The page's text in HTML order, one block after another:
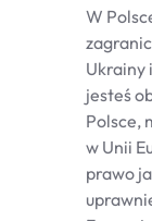
W
Ukrainy
jesteś
Polsce,
w Unii
prawo